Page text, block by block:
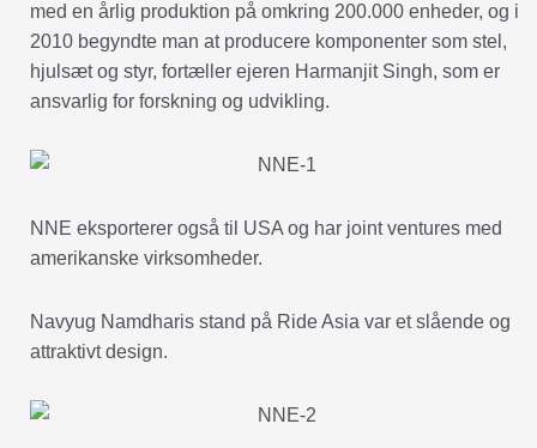
med en årlig produktion på omkring 200.000 enheder, og i
2010 begyndte man at producere komponenter som stel,
hjulsæt og styr, fortæller ejeren Harmanjit Singh, som er
ansvarlig for forskning og udvikling.
NNE eksporterer også til USA og har joint ventures med
amerikanske virksomheder.
Navyug Namdharis stand på Ride Asia var et slående og
attraktivt design.